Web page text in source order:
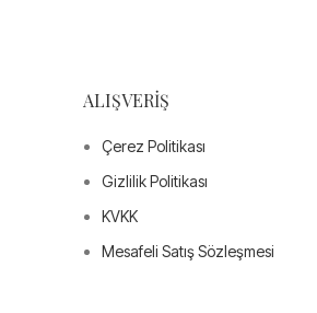
ALIŞVERIŞ
Çerez Politikası
Gizlilik Politikası
KVKK
Mesafeli Satış Sözleşmesi